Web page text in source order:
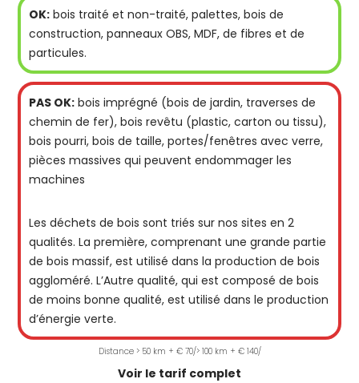
OK: bois traité et non-traité, palettes, bois de
construction, panneaux OBS, MDF, de fibres et de
particules.
PAS OK: bois imprégné (bois de jardin, traverses de
chemin de fer), bois revêtu (plastic, carton ou tissu),
bois pourri, bois de taille, portes/fenêtres avec verre,
pièces massives qui peuvent endommager les
machines
Les déchets de bois sont triés sur nos sites en 2
qualités. La première, comprenant une grande partie
de bois massif, est utilisé dans la production de bois
aggloméré. L’Autre qualité, qui est composé de bois
de moins bonne qualité, est utilisé dans le production
d’énergie verte.
Distance > 50 km + € 70/> 100 km + € 140/
Voir le tarif complet